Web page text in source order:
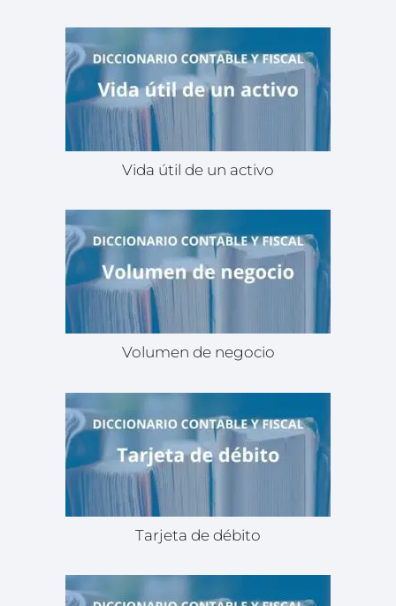
Vida útil de un activo
Volumen de negocio
Tarjeta de débito